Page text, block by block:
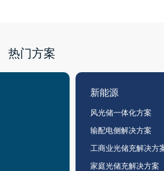
热门方案
新能源
风光储一体化方案
输配电侧解决方案
工商业光储充解决方
家庭光储充解决方案